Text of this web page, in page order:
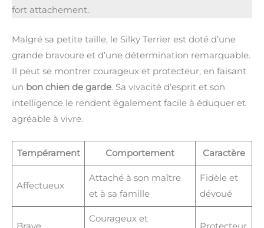
fort attachement.
Malgré sa petite taille, le Silky Terrier est doté d’une
grande bravoure et d’une détermination remarquable.
Il peut se montrer courageux et protecteur, en faisant
un bon chien de garde. Sa vivacité d’esprit et son
intelligence le rendent également facile à éduquer et
agréable à vivre.
Tempérament Comportement Caractère
Affectueux
Attaché à son maître
et à sa famille
Fidèle et
dévoué
Courageux et